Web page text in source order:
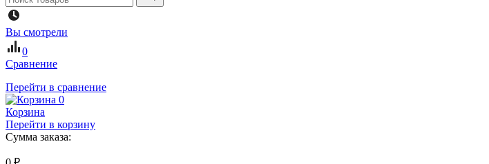
Вы смотрели
0
Сравнение
Перейти в сравнение
0
Корзина
Перейти в корзину
Сумма заказа: